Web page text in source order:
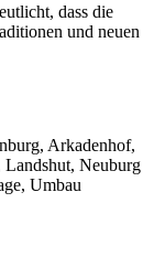
dass die
und neuen
Arkadenhof,
Landshut, Neuburg
Umbau